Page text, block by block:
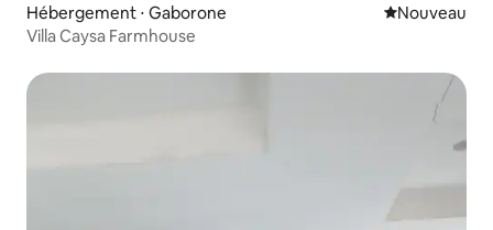
Hébergement ⋅ Gaborone Nouvel
Nouveau
Villa Caysa Farmhouse